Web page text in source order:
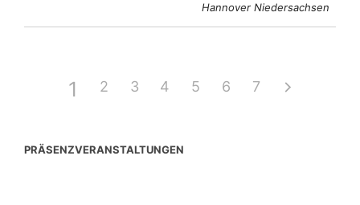
Hannover Niedersachsen
1 2 3 4 5 6 7
PRÄSENZVERANSTALTUNGEN